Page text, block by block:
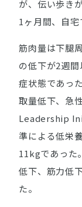
が、伝い歩き
1ヶ月間、自宅
筋肉量は下腿
の低下が2週
症状態であっ
取量低下、急
Leadership
準による低栄
11kgであった
低下、筋力低
た。